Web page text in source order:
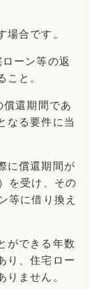
合です。
ーン等の返
と。
還期間であ
なる要件に当
に償還期間が
を受け、その
等に借り換え
ができる年数
り、住宅ロー
りません。